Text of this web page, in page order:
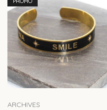
ARCHIVES